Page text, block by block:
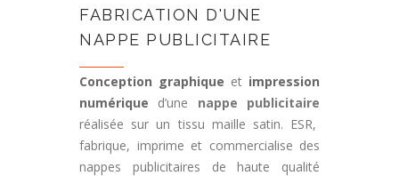
FABRICATION D'UNE
NAPPE PUBLICITAIRE
Conception graphique et impression
numérique d’une nappe publicitaire
réalisée sur un tissu maille satin. ESR,
fabrique, imprime et commercialise des
nappes publicitaires de haute qualité